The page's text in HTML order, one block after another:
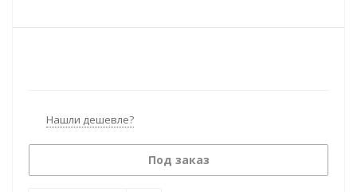
Нашли дешевле?
Под заказ